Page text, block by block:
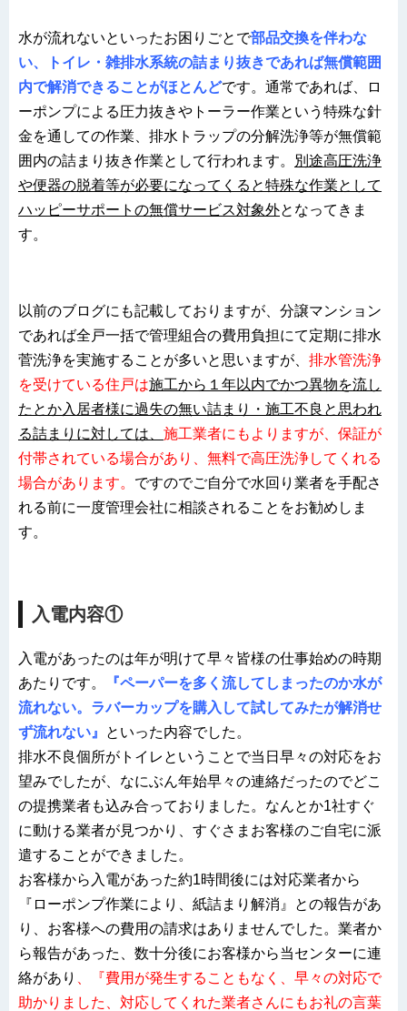
水が流れないといったお困りごとで部品交換を伴わな
い、トイレ・雑排水系統の詰まり抜きであれば無償範囲
内で解消できることがほとんどです。通常であれば、ロ
ーポンプによる圧力抜きやトーラー作業という特殊な針
金を通しての作業、排水トラップの分解洗浄等が無償範
囲内の詰まり抜き作業として行われます。
別途高圧洗浄
や便器の脱着等が必要になってくると特殊な作業として
ハッピーサポートの無償サービス対象外となってきま
す。
以前のブログにも記載しておりますが、分譲マンション
であれば全戸一括で管理組合の費用負担にて定期に排水
菅洗浄を実施することが多いと思いますが、 排水管洗浄
を受けている住戸は施工から１年以内でかつ異物を流し
たとか入居者様に過失の無い詰まり・施工不良と思われ
る詰まりに対しては、 施工業者にもよりますが、保証が
付帯されている場合があり、無料で高圧洗浄してくれる
場合があります。 ですのでご自分で水回り業者を手配さ
れる前に一度管理会社に相談されることをお勧めしま
す。
入電内容①
入電があったのは年が明けて早々皆様の仕事始めの時期
あたりです。
『ペーパーを多く流してしまったのか水が
流れない。ラバーカップを購入して試してみたが解消せ
ず流れない』
といった内容でした。
排水不良個所がトイレということで当日早々の対応をお
望みでしたが、なにぶん年始早々の連絡だったのでどこ
の提携業者も込み合っておりました。なんとか1社すぐ
に動ける業者が見つかり、すぐさまお客様のご自宅に派
遣することができました。
お客様から入電があった約1時間後には対応業者から
『ローポンプ作業により、紙詰まり解消』との報告があ
り、お客様への費用の請求はありませんでした。業者か
ら報告があった、数十分後にお客様から当センターに連
絡があり
、『費用が発生することもなく、早々の対応で
助かりました、対応してくれた業者さんにもお礼の言葉